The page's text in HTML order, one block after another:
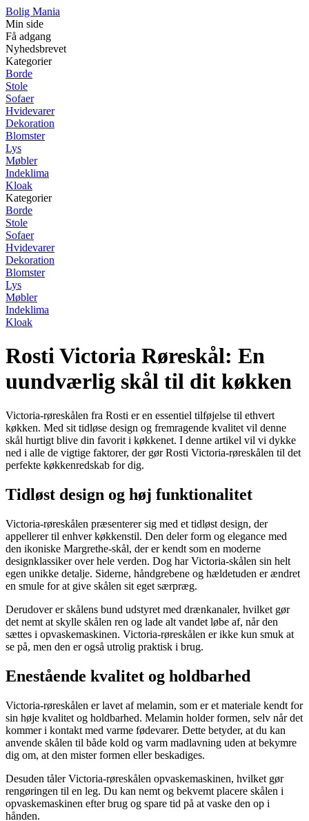
Bolig Mania
Min side
Få adgang
Nyhedsbrevet
Kategorier
Borde
Stole
Sofaer
Hvidevarer
Dekoration
Blomster
Lys
Møbler
Indeklima
Kloak
Kategorier
Borde
Stole
Sofaer
Hvidevarer
Dekoration
Blomster
Lys
Møbler
Indeklima
Kloak
Rosti Victoria Røreskål: En
uundværlig skål til dit køkken
Victoria-røreskålen fra Rosti er en essentiel tilføjelse til ethvert
køkken. Med sit tidløse design og fremragende kvalitet vil denne
skål hurtigt blive din favorit i køkkenet. I denne artikel vil vi dykke
ned i alle de vigtige faktorer, der gør Rosti Victoria-røreskålen til det
perfekte køkkenredskab for dig.
Tidløst design og høj funktionalitet
Victoria-røreskålen præsenterer sig med et tidløst design, der
appellerer til enhver køkkenstil. Den deler form og elegance med
den ikoniske Margrethe-skål, der er kendt som en moderne
designklassiker over hele verden. Dog har Victoria-skålen sin helt
egen unikke detalje. Siderne, håndgrebene og hældetuden er ændret
en smule for at give skålen sit eget særpræg.
Derudover er skålens bund udstyret med drænkanaler, hvilket gør
det nemt at skylle skålen ren og lade alt vandet løbe af, når den
sættes i opvaskemaskinen. Victoria-røreskålen er ikke kun smuk at
se på, men den er også utrolig praktisk i brug.
Enestående kvalitet og holdbarhed
Victoria-røreskålen er lavet af melamin, som er et materiale kendt for
sin høje kvalitet og holdbarhed. Melamin holder formen, selv når det
kommer i kontakt med varme fødevarer. Dette betyder, at du kan
anvende skålen til både kold og varm madlavning uden at bekymre
dig om, at den mister formen eller beskadiges.
Desuden tåler Victoria-røreskålen opvaskemaskinen, hvilket gør
rengøringen til en leg. Du kan nemt og bekvemt placere skålen i
opvaskemaskinen efter brug og spare tid på at vaske den op i
hånden.